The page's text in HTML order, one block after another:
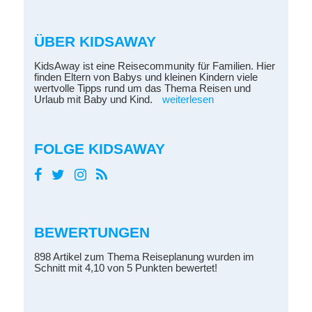
ÜBER KIDSAWAY
KidsAway ist eine Reisecommunity für Familien. Hier
finden Eltern von Babys und kleinen Kindern viele
wertvolle Tipps rund um das Thema Reisen und
Urlaub mit Baby und Kind.
weiterlesen
FOLGE KIDSAWAY
BEWERTUNGEN
898 Artikel zum Thema Reiseplanung wurden im
Schnitt mit 4,10 von 5 Punkten bewertet!